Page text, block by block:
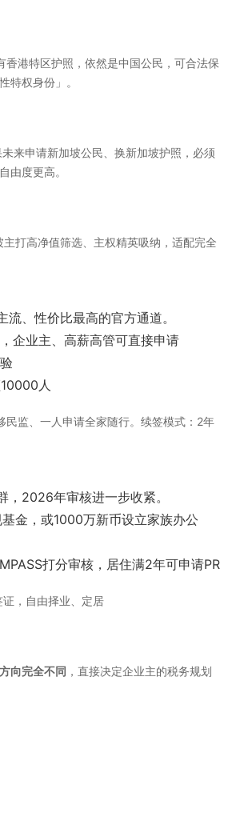
港特区护照，依然是中国公民，可合法保
特权身份」。
来申请新加坡公民、换新加坡护照，必须
由度更高。
打高净值筛选、主权精英吸纳，适配完全
流、性价比最高的官方通道。
企业主、高薪高管可直接申请
人
民监、一人申请全家随行。续签模式：2年
2026年审核进一步收紧。
金，或1000万新币设立家族办公
打分审核，居住满2年可申请PR
，自由择业、定居
向完全不同 ，直接决定企业主的税务规划